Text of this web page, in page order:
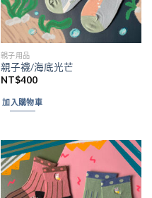
親子用品
親子襪/海底光芒
NT$400
加入購物車